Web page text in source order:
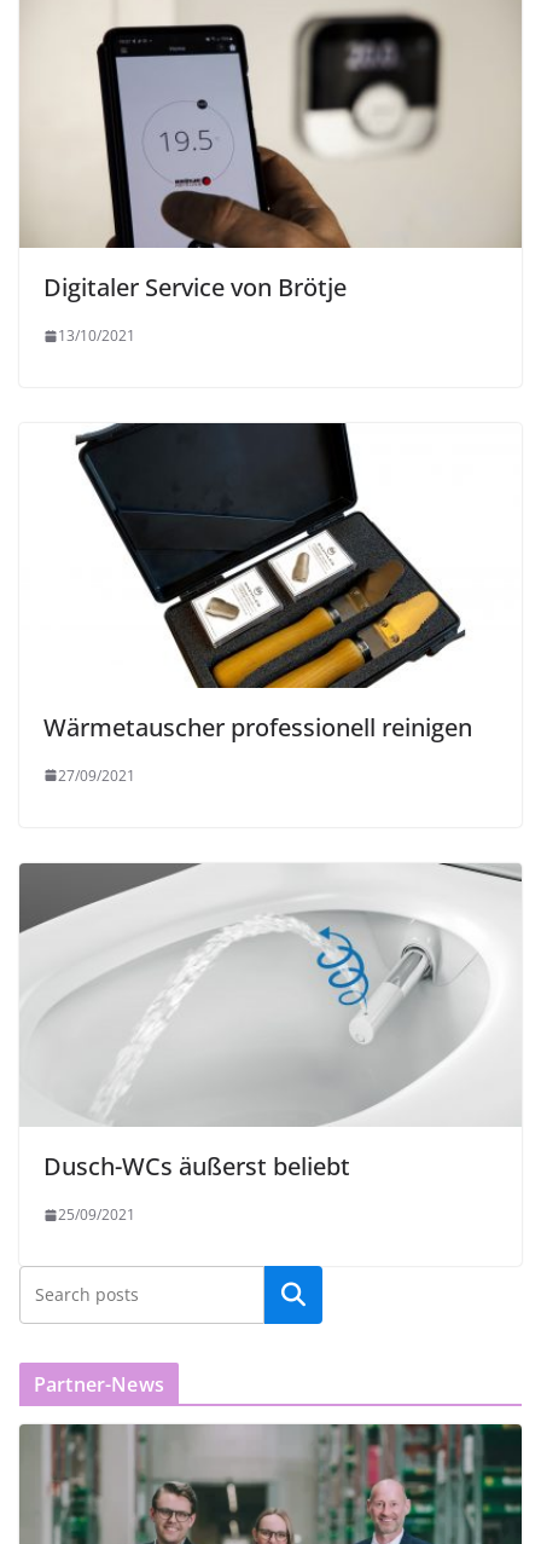
Digitaler Service von Brötje
13/10/2021
Wärmetauscher professionell reinigen
27/09/2021
Dusch-WCs äußerst beliebt
25/09/2021
Partner-News